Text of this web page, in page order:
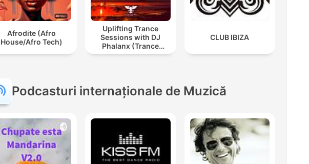
Afrodite (Afro
House/Afro Tech)
Uplifting Trance
Sessions with DJ
Phalanx (Trance
Podcast)
CLUB IBIZA
Podcasturi internaționale de Muzică